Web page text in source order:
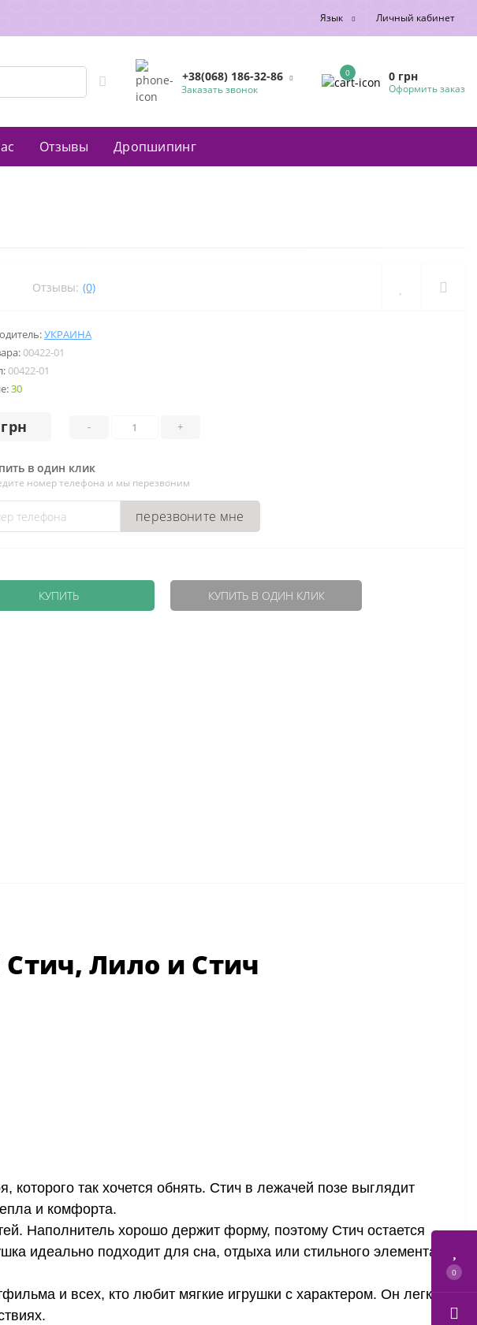
0
Язык Личный кабинет
+38(068) 186-32-86
Заказать звонок
0 0 грн
Оформить заказ
Отзывы Дропшипинг
Отзывы: (0)
УКРАИНА
00422-01
00422-01
30
- +
в один клик
номер телефона и мы перезвоним
перезвоните мне
КУПИТЬ КУПИТЬ В ОДИН КЛИК
Лило и Стич
так хочется обнять. Стич в лежачей позе выглядит
и комфорта.
Наполнитель хорошо держит форму, поэтому Стич остается
идеально подходит для сна, отдыха или стильного элемента
и всех, кто любит мягкие игрушки с характером. Он легко